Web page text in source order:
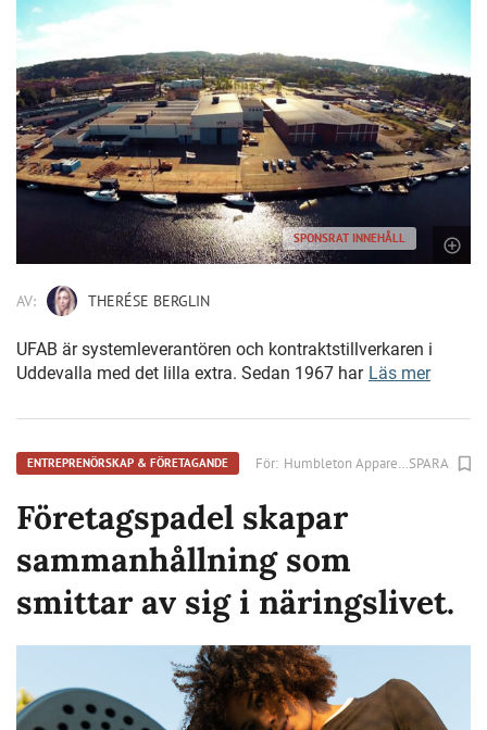
SPONSRAT INNEHÅLL
AV: THERÉSE BERGLIN
UFAB är systemleverantören och kontraktstillverkaren i
Uddevalla med det lilla extra. Sedan 1967 har Läs mer
ENTREPRENÖRSKAP & FÖRETAGANDE För: Humbleton Apparel ABSPARA
Företagspadel skapar
sammanhållning som
smittar av sig i näringslivet.